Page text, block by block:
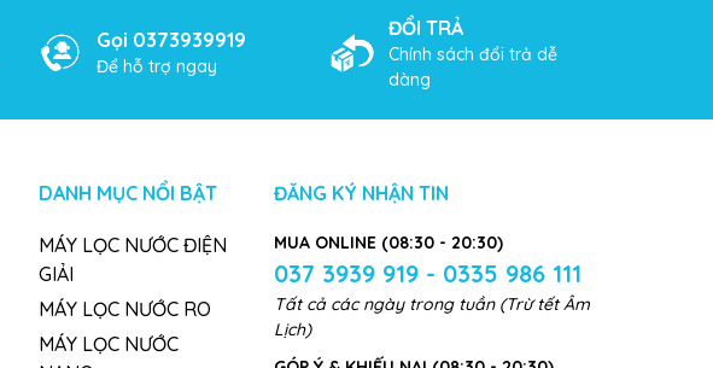
Gọi 0373939919
Để hỗ trợ ngay
ĐỔI TRẢ
Chính sách đổi trả dễ
dàng
DANH MỤC NỔI BẬT
MÁY LỌC NƯỚC ĐIỆN
GIẢI
MÁY LỌC NƯỚC RO
MÁY LỌC NƯỚC
ĐĂNG KÝ NHẬN TIN
MUA ONLINE (08:30 - 20:30)
037 3939 919 - 0335 986 111
Tất cả các ngày trong tuần (Trừ tết Âm
Lịch)